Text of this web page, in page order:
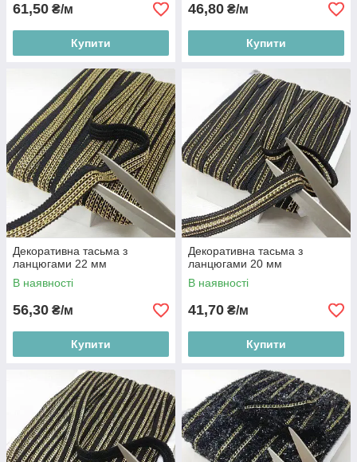
61,50 ₴/м
Купити
46,80 ₴/м
Купити
Декоративна тасьма з
ланцюгами 22 мм
В наявності
56,30 ₴/м
Купити
Декоративна тасьма з
ланцюгами 20 мм
В наявності
41,70 ₴/м
Купити